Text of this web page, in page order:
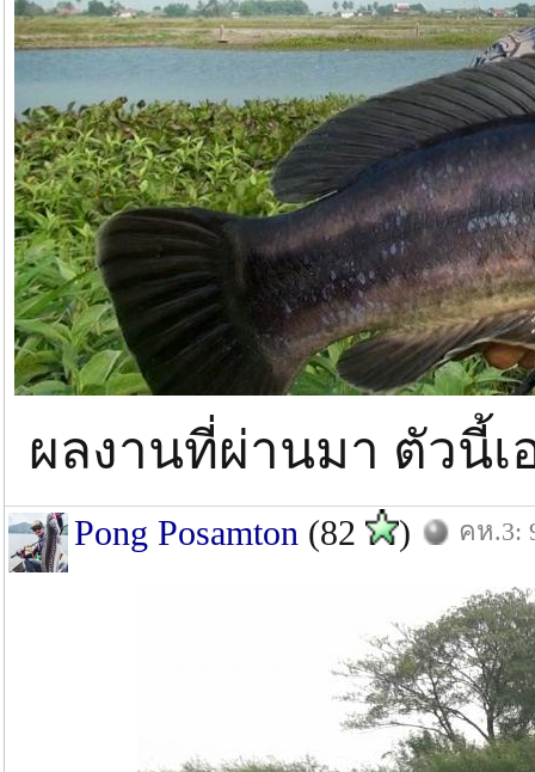
ผลงานที่ผ่านมา ตัวนี้
Pong Posamton (82 ) คห.3: